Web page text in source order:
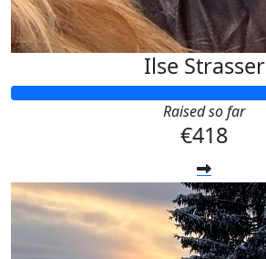
Ilse Strasser
Raised so far
€418